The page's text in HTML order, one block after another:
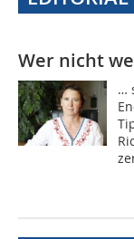
Wer nicht
…